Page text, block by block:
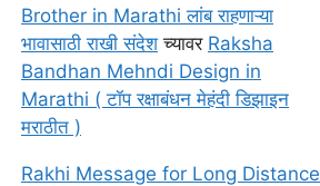
Brother in Marathi लांब राहणाऱ्या
भावासाठी राखी संदेशच्यावर Raksha
Bandhan Mehndi Design in
Marathi ( टॉप रक्षाबंधन मेहंदी डिझाइन
मराठीत )
Rakhi Message for Long Distance